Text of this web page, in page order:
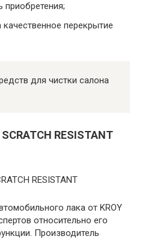
приобретения;
перекрытие
для чистки салона
SCRATCH RESISTANT
лака от KROY
относительно его
Производитель